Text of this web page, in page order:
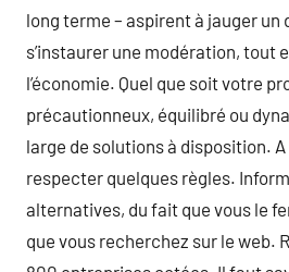
long terme – aspirent à jauger un
s’instaurer une modération, tout
l’économie. Quel que soit votre
précautionneux, équilibré ou
large de solutions à disposition.
respecter quelques règles.
alternatives, du fait que vous le
que vous recherchez sur le web.